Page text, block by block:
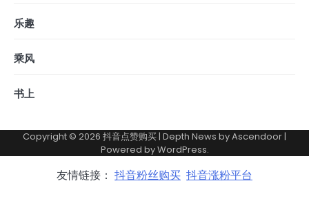
乐趣
乘风
书上
Copyright © 2026 抖音点赞购买| Depth News byAscendoor|
Powered byWordPress.
友情链接： 抖音粉丝购买 抖音涨粉平台